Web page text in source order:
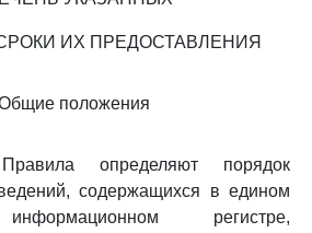
ИХ ПРЕДОСТАВЛЕНИЯ
Общие положения
определяют порядок
содержащихся в едином
регистре,